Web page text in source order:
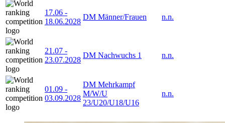
17.06 -
18.06.2028
DM Männer/Frauen n.n.
21.07 -
23.07.2028
DM Nachwuchs 1 n.n.
01.09 -
03.09.2028
DM Mehrkampf
M/W/U
23/U20/U18/U16
n.n.